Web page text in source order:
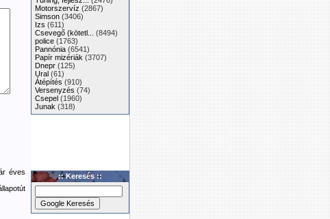
éves
Motorszervíz (2867)
Simson (3406)
Izs (611)
Csevegő (kötetl...
(8494)
police (1763)
Pannónia (6541)
Papír mizériák (3707)
Dnepr (125)
Ural (61)
Átépítés (910)
Versenyzés (74)
Csepel (1960)
Junak (318)
:: Keresés ::